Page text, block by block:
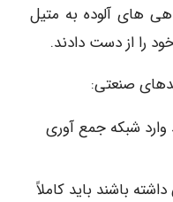
های آلوده به متیل
را از دست دادند.
صنعتی:
وارد شبکه جمع آوری
باشند باید کاملاً